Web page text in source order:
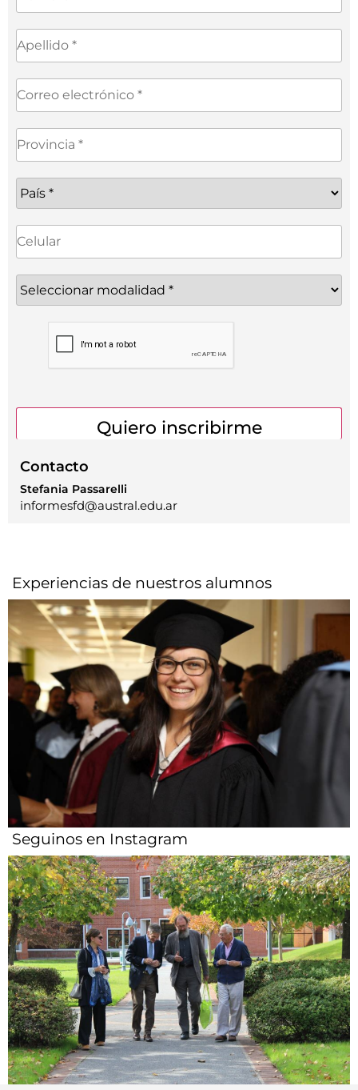
Contacto
Stefania Passarelli
informesfd@austral.edu.ar
Experiencias de nuestros alumnos​
Seguinos en Instagram